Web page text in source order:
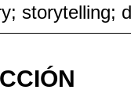
storytelling;